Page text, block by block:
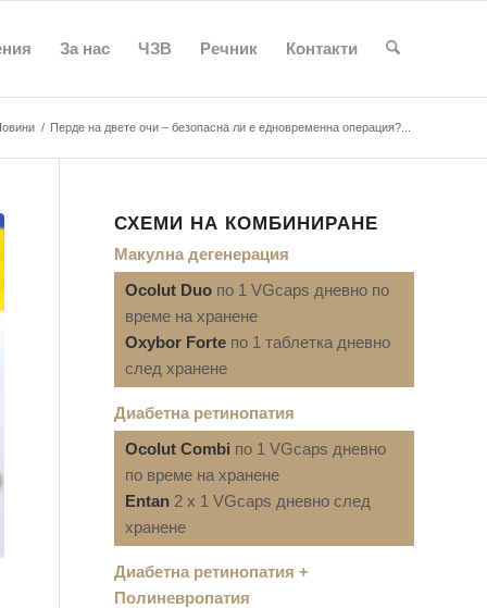
За нас ЧЗВ Речник Контакти
/ Перде на двете очи – безопасна ли е едновременна операция?...
СХЕМИ НА КОМБИНИРАНЕ
Макулна дегенерация
Ocolut Duo по 1 VGcaps дневно по
време на хранене
Oxybor Forte по 1 таблетка дневно
след хранене
Диабетна ретинопатия
Ocolut Combi по 1 VGcaps дневно
по време на хранене
Entan 2 x 1 VGcaps дневно след
хранене
Диабетна ретинопатия +
Полиневропатия